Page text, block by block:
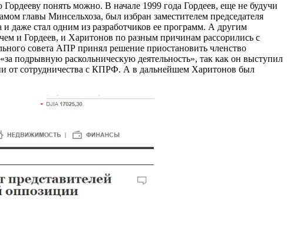
понять можно. В начале 1999 года Гордеев, еще не будучи
главы Минсельхоза, был избран заместителем председателя
стал одним из разработчиков ее программ. А другим
и Гордеев, и Харитонов по разным причинам рассорились с
совета АПР принял решение приостановить членство
подрывную раскольническую деятельность», так как он выступил
от сотрудничества с КПРФ. А в дальнейшем Харитонов был